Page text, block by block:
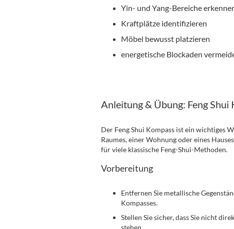
Yin- und Yang-Bereiche
Kraftplätze identifizieren
Möbel bewusst platzieren
energetische Blockaden
Anleitung & Übung: Feng
Der Feng Shui Kompass ist ein wichtiges
Raumes, einer Wohnung oder eines
für viele klassische Feng-Shui-Methoden.
Vorbereitung
Entfernen Sie metallische
Kompasses.
Stellen Sie sicher, dass Sie nicht
stehen.